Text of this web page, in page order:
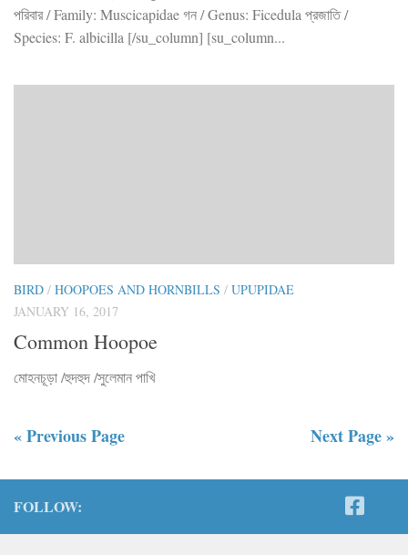
পরিবার / Family: Muscicapidae গন / Genus: Ficedula প্রজাতি /
Species: F. albicilla [/su_column] [su_column...
BIRD / HOOPOES AND HORNBILLS / UPUPIDAE
JANUARY 16, 2017
Common Hoopoe
মোহনচূড়া /হুদহুদ /সুলেমান পাখি
« Previous Page Next Page »
FOLLOW: